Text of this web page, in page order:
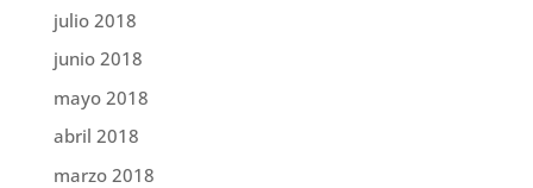
julio 2018
junio 2018
mayo 2018
abril 2018
marzo 2018